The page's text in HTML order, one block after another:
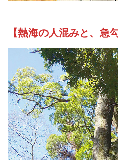
【熱海の人混みと、急